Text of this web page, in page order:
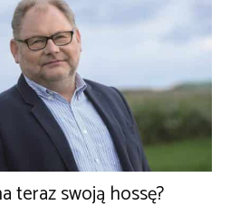
teraz swoją hossę?